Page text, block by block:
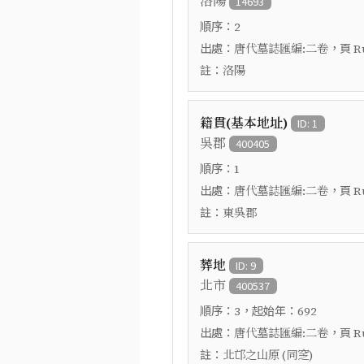
順序： 2
出處： 唐代墓誌匯編:二卷 ，頁
註： 洛陽
籍貫(基本地址) ID: 1
吳郡 400405
順序： 1
出處： 唐代墓誌匯編:二卷 ，頁
註： 東吳郡
葬地 ID: 9
北市 400537
順序： 3 ，起始年： 692
出處： 唐代墓誌匯編:二卷 ，頁
註： 北邙之山原 (同窆)